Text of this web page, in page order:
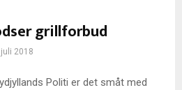
grillforbud
2018
Politi er det småt med